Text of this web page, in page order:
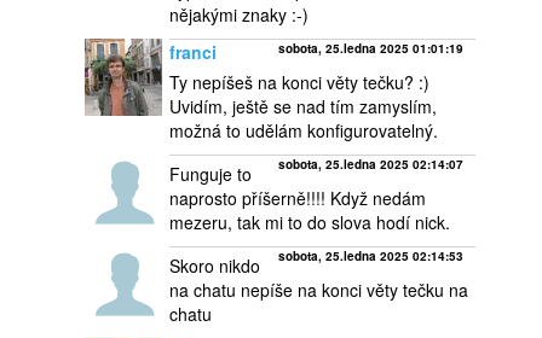
nějakými znaky :-)
franci
sobota, 25.ledna 2025 01:01:19
Ty nepíšeš na konci věty tečku? :)
Uvidím, ještě se nad tím zamyslím,
možná to udělám konfigurovatelný.
sobota, 25.ledna 2025 02:14:07
Funguje to
naprosto příšerně!!!! Když nedám
mezeru, tak mi to do slova hodí nick.
sobota, 25.ledna 2025 02:14:53
Skoro nikdo
na chatu nepíše na konci věty tečku na
chatu